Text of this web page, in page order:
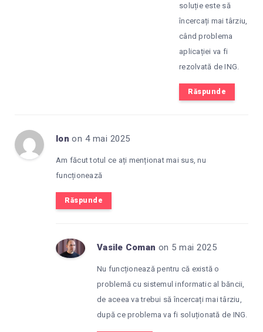
soluție este să
încercați mai târziu,
când problema
aplicației va fi
rezolvată de ING.
Răspunde
Ion on 4 mai 2025
Am făcut totul ce ați menționat mai sus, nu
funcționează
Răspunde
Vasile Coman on 5 mai 2025
Nu funcționează pentru că există o
problemă cu sistemul informatic al băncii,
de aceea va trebui să încercați mai târziu,
după ce problema va fi soluționată de ING.